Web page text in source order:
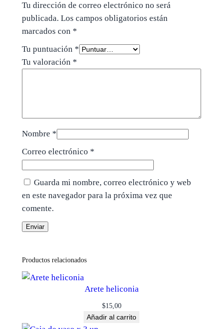
Tu dirección de correo electrónico no será
publicada. Los campos obligatorios están
marcados con *
Tu puntuación *
Tu valoración *
Nombre *
Correo electrónico *
Guarda mi nombre, correo electrónico y web
en este navegador para la próxima vez que
comente.
Productos relacionados
Arete heliconia
$15,00
Añadir al carrito